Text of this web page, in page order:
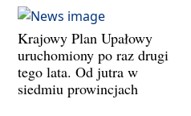
Krajowy Plan Upałowy
uruchomiony po raz drugi
tego lata. Od jutra w
siedmiu prowincjach